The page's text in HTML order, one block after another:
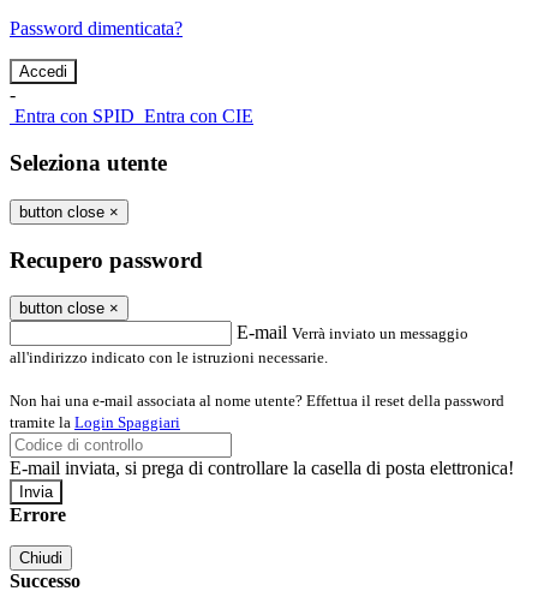
Password dimenticata?
-
Entra con SPID Entra con CIE
Seleziona utente
button close ×
Recupero password
button close ×
E-mail Verrà inviato un messaggio
all'indirizzo indicato con le istruzioni necessarie.
Non hai una e-mail associata al nome utente? Effettua il reset della password
tramite la Login Spaggiari
E-mail inviata, si prega di controllare la casella di posta elettronica!
Errore
Chiudi
Successo